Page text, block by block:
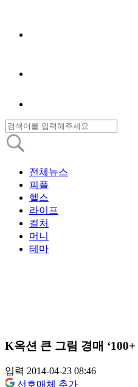
전체뉴스
피플
헬스
라이프
컬처
머니
테마
K옥션 큰 그림 경매
입력 2014-04-23 08:46
선호매체 추가